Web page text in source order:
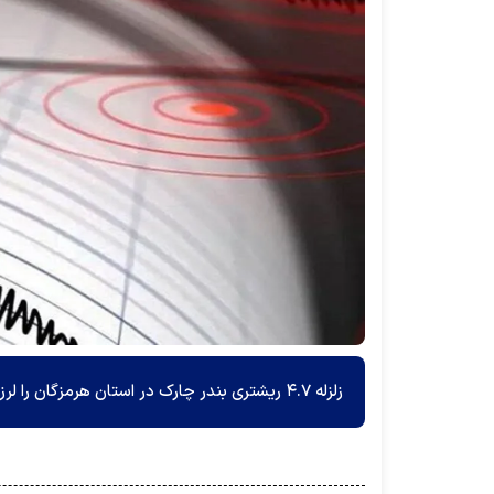
زلزله ۴.۷ ریشتری بندر چارک در استان هرمزگان را لرزاند.